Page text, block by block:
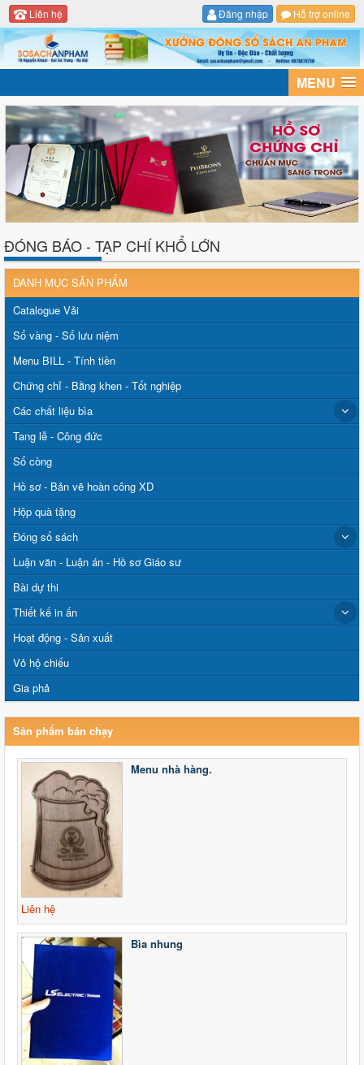
Liên hệ Đăng nhập Hỗ trợ online
MENU
ĐÓNG BÁO - TẠP CHÍ KHỔ LỚN
DANH MỤC SẢN PHẨM
Catalogue Vải
Sổ vàng - Sổ lưu niệm
Menu BILL - Tính tiền
Chứng chỉ - Bằng khen - Tốt nghiệp
Các chất liệu bìa
Tang lễ - Công đức
Sổ còng
Hồ sơ - Bản vẽ hoàn công XD
Hộp quà tặng
Đóng sổ sách
Luận văn - Luận án - Hồ sơ Giáo sư
Bài dự thi
Thiết kế in ấn
Hoạt động - Sản xuất
Vỏ hộ chiếu
Gia phả
Sản phẩm bán chạy
Menu nhà hàng.
Liên hệ
Bìa nhung